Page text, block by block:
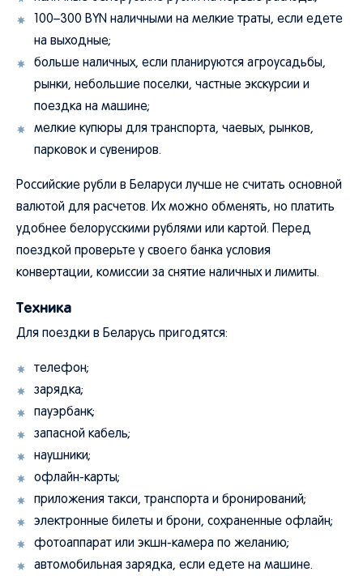
100–300 BYN наличными на мелкие траты, если едете
на выходные;
больше наличных, если планируются агроусадьбы,
рынки, небольшие поселки, частные экскурсии и
поездка на машине;
мелкие купюры для транспорта, чаевых, рынков,
парковок и сувениров.
Российские рубли в Беларуси лучше не считать основной
валютой для расчетов. Их можно обменять, но платить
удобнее белорусскими рублями или картой. Перед
поездкой проверьте у своего банка условия
конвертации, комиссии за снятие наличных и лимиты.
Техника
Для поездки в Беларусь пригодятся:
телефон;
зарядка;
пауэрбанк;
запасной кабель;
наушники;
офлайн-карты;
приложения такси, транспорта и бронирований;
электронные билеты и брони, сохраненные офлайн;
фотоаппарат или экшн-камера по желанию;
автомобильная зарядка, если едете на машине.